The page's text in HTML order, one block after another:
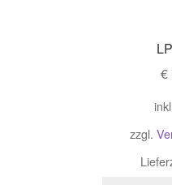
€
zzgl.